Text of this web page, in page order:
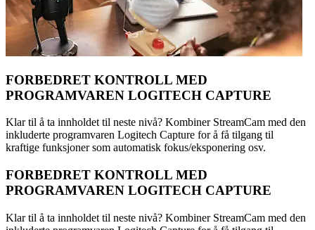
FORBEDRET KONTROLL MED
PROGRAMVAREN LOGITECH CAPTURE
Klar til å ta innholdet til neste nivå? Kombiner StreamCam med den
inkluderte programvaren Logitech Capture for å få tilgang til
kraftige funksjoner som automatisk fokus/eksponering osv.
FORBEDRET KONTROLL MED
PROGRAMVAREN LOGITECH CAPTURE
Klar til å ta innholdet til neste nivå? Kombiner StreamCam med den